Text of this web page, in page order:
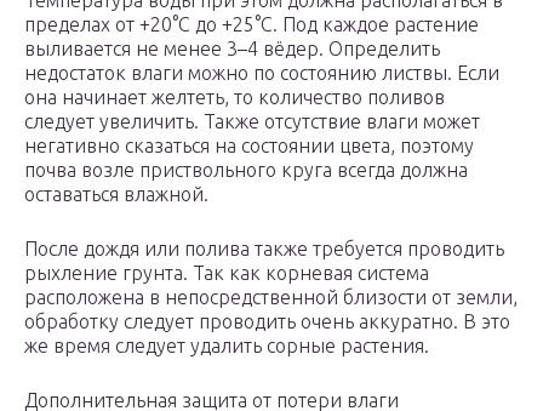
пределах от +20°С до +25°С. Под каждое растение
выливается не менее 3–4 вёдер. Определить
недостаток влаги можно по состоянию листвы. Если
она начинает желтеть, то количество поливов
следует увеличить. Также отсутствие влаги может
негативно сказаться на состоянии цвета, поэтому
почва возле приствольного круга всегда должна
оставаться влажной.
После дождя или полива также требуется проводить
рыхление грунта. Так как корневая система
расположена в непосредственной близости от земли,
обработку следует проводить очень аккуратно. В это
же время следует удалить сорные растения.
Дополнительная защита от потери влаги